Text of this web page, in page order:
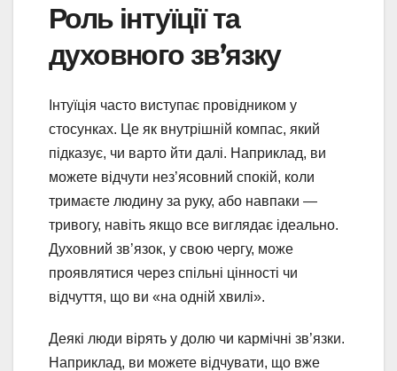
Роль інтуїції та
духовного зв’язку
Інтуїція часто виступає провідником у
стосунках. Це як внутрішній компас, який
підказує, чи варто йти далі. Наприклад, ви
можете відчути нез’ясовний спокій, коли
тримаєте людину за руку, або навпаки —
тривогу, навіть якщо все виглядає ідеально.
Духовний зв’язок, у свою чергу, може
проявлятися через спільні цінності чи
відчуття, що ви «на одній хвилі».
Деякі люди вірять у долю чи кармічні зв’язки.
Наприклад, ви можете відчувати, що вже